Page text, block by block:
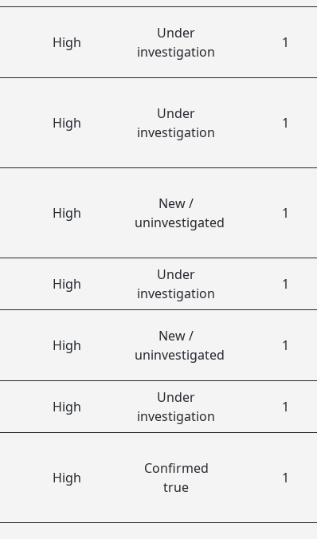
High
Under
investigation
1
High
Under
investigation
1
High
New /
uninvestigated
1
High
Under
investigation
1
High
New /
uninvestigated
1
High
Under
investigation
1
High
Confirmed
true
1